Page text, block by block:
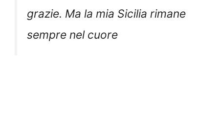
grazie. Ma la mia Sicilia rimane
sempre nel cuore